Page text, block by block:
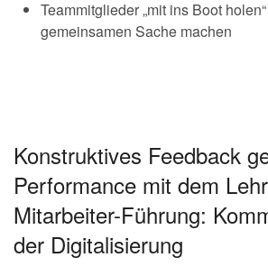
Teammitglieder „mit ins Boot
gemeinsamen Sache machen
Konstruktives Feedback
Performance mit dem
Mitarbeiter-Führung:
der Digitalisierung